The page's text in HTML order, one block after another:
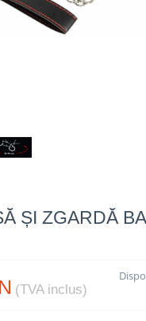
ȘI ZGARDĂ
(TVA inclus)